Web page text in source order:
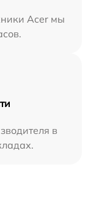
Acer мы
в